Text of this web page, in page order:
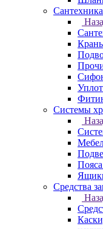
Сантехника
Системы
Средства